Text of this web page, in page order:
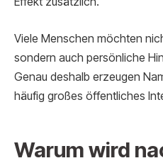
Viele Menschen möchten
sondern auch persönliche
Genau deshalb erzeugen
häufig großes öffentliches
Warum wird